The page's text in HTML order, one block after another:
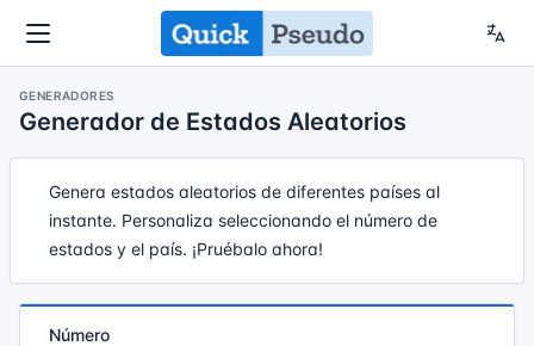
GENERADORES
Generador de Estados Aleatorios
Genera estados aleatorios de diferentes países al
instante. Personaliza seleccionando el número de
estados y el país. ¡Pruébalo ahora!
Número